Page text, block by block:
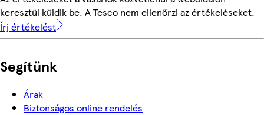
keresztül küldik be. A Tesco nem ellenőrzi az értékeléseket.
Írj értékelést
Segítünk
Árak
Biztonságos online rendelés